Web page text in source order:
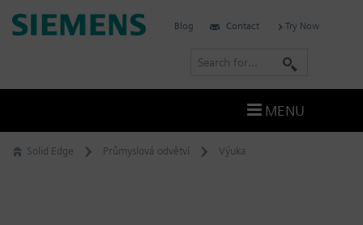
Skip
to
Solid Edge Průmyslová odvětví Výuka
Siemens
Blog Contact Try Now
r
c
MENU